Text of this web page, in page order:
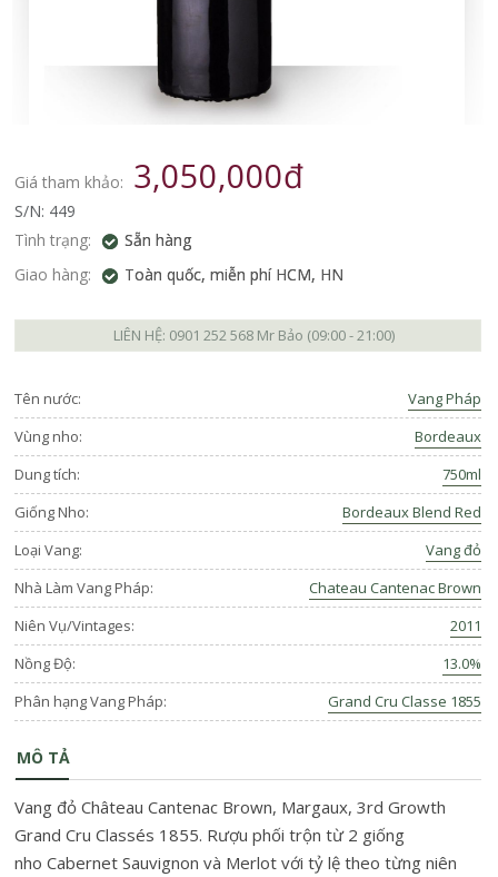
Giá tham khảo: 3,050,000đ
S/N: 449
Tình trạng:
Sẵn hàng
Giao hàng:
Toàn quốc, miễn phí HCM, HN
LIÊN HỆ: 0901 252 568Mr Bảo (09:00 - 21:00)
Tên nước:
Vang Pháp
Vùng nho:
Bordeaux
Dung tích:
750ml
Giống Nho:
Bordeaux Blend Red
Loại Vang:
Vang đỏ
Nhà Làm Vang Pháp:
Chateau Cantenac Brown
Niên Vụ/Vintages:
2011
Nồng Độ:
13.0%
Phân hạng Vang Pháp:
Grand Cru Classe 1855
MÔ TẢ
Vang đỏ Château Cantenac Brown, Margaux, 3rd Growth
Grand Cru Classés 1855. Rượu phối trộn từ 2 giống
nho Cabernet Sauvignon và Merlot với tỷ lệ theo từng niên